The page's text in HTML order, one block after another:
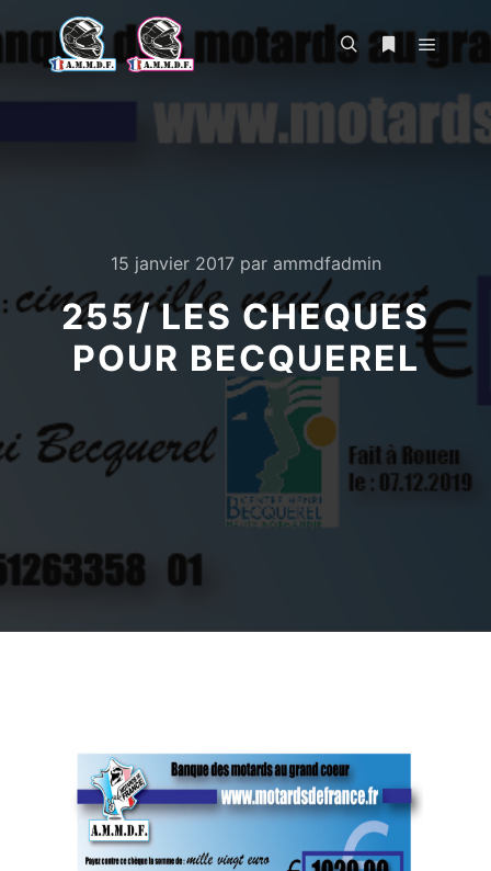
Plus d’infos
Menu
15 janvier 2017par ammdfadmin
255/ LES CHEQUES
POUR BECQUEREL